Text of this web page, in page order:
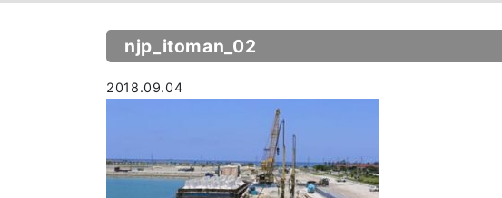
njp_itoman_02
2018.09.04